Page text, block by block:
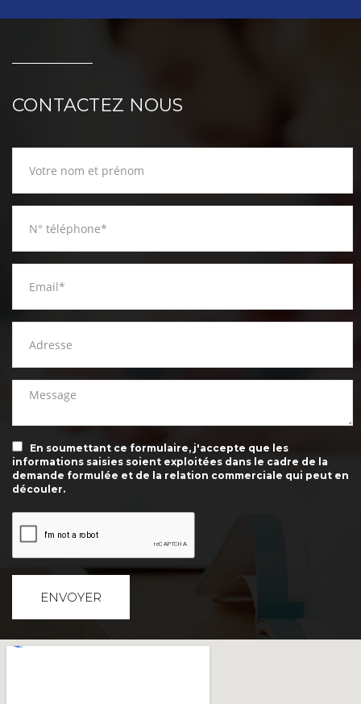
CONTACTEZ NOUS
En soumettant ce formulaire, j'accepte que les
informations saisies soient exploitées dans le cadre de la
demande formulée et de la relation commerciale qui peut en
découler.